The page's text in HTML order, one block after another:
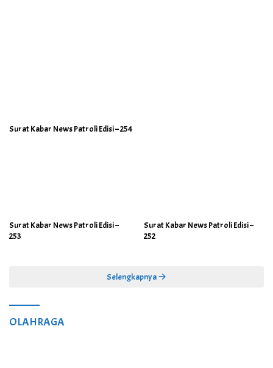
Surat Kabar News Patroli Edisi – 254
Surat Kabar News Patroli Edisi –
253
Surat Kabar News Patroli Edisi –
252
Selengkapnya
OLAHRAGA